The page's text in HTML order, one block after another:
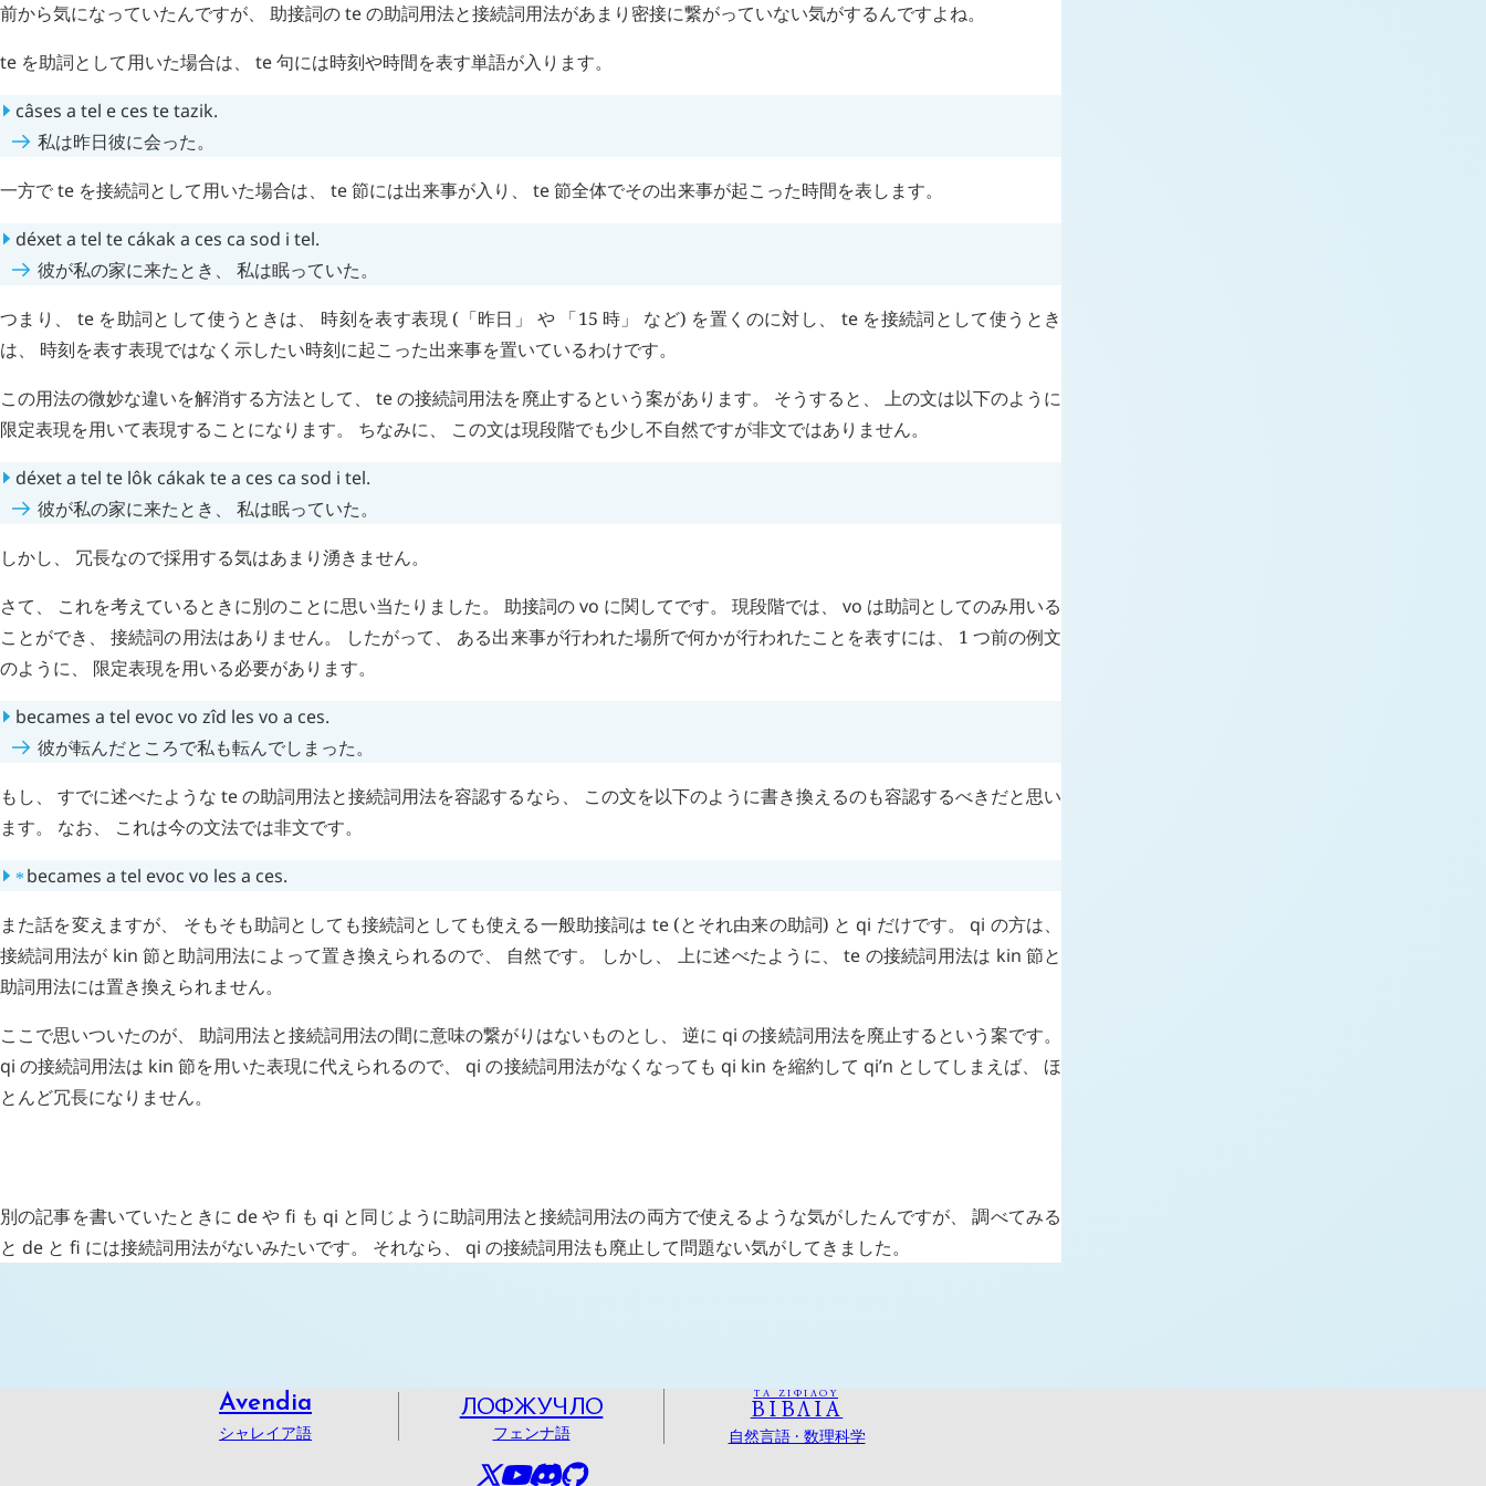
前から気になっていたんですが、 助接詞のteの助詞用法と接続詞用法があまり密接に繋がっていない気がするんですよね。
te を助詞として用いた場合は、 te句には時刻や時間を表す単語が入ります。
câses a tel e ces tetazik.
私は昨日彼に会った。
一方でte を接続詞として用いた場合は、 te節には出来事が入り、 te節全体でその出来事が起こった時間を表します。
déxeta tel te cákak a ces ca sod i tel.
彼が私の家に来たとき、 私は眠っていた。
つまり、 teを助詞として使うときは、 時刻を表す表現 (「昨日」 や 「15 時」 など) を置くのに対し、 teを接続詞として使うとき
は、 時刻を表す表現ではなく示したい時刻に起こった出来事を置いているわけです。
この用法の微妙な違いを解消する方法として、teの接続詞用法を廃止するという案があります。 そうすると、 上の文は以下のように
限定表現を用いて表現することになります。 ちなみに、 この文は現段階でも少し不自然ですが非文ではありません。
déxeta tel te lôk cákak tea ces ca sod i tel.
彼が私の家に来たとき、 私は眠っていた。
しかし、 冗長なので採用する気はあまり湧きません。
さて、 これを考えているときに別のことに思い当たりました。 助接詞のvo に関してです。 現段階では、 vo は助詞としてのみ用いる
ことができ、 接続詞の用法はありません。 したがって、 ある出来事が行われた場所で何かが行われたことを表すには、 1 つ前の例文
のように、 限定表現を用いる必要があります。
becames a tel evoc vo zîd les vo a ces.
彼が転んだところで私も転んでしまった。
もし、 すでに述べたようなteの助詞用法と接続詞用法を容認するなら、 この文を以下のように書き換えるのも容認するべきだと思い
ます。 なお、 これは今の文法では非文です。
⁎becames a tel evoc vo les a ces.
また話を変えますが、 そもそも助詞としても接続詞としても使える一般助接詞は te(とそれ由来の助詞) と qi だけです。 qi の方は、
接続詞用法が kin 節と助詞用法によって置き換えられるので、 自然です。 しかし、 上に述べたように、te の接続詞用法は kin 節と
助詞用法には置き換えられません。
ここで思いついたのが、 助詞用法と接続詞用法の間に意味の繋がりはないものとし、 逆に qi の接続詞用法を廃止するという案です。
qi の接続詞用法は kin 節を用いた表現に代えられるので、 qi の接続詞用法がなくなっても qi kin を縮約して qi’n としてしまえば、 ほ
とんど冗長になりません。
別の記事を書いていたときに deや fi も qi と同じように助詞用法と接続詞用法の両方で使えるような気がしたんですが、 調べてみる
と de と fi には接続詞用法がないみたいです。 それなら、 qi の接続詞用法も廃止して問題ない気がしてきました。
Avendia
シャレイア語
ЛОФЖУЧЛО
フェンナ語
ΤΑ ΖΙΦΙΛΟΥ
ΒΙΒΛΙΑ
自然言語 · 数理科学